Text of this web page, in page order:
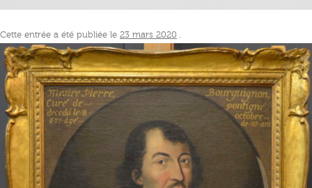
Cette entrée a été publiée le 23 mars 2020 .